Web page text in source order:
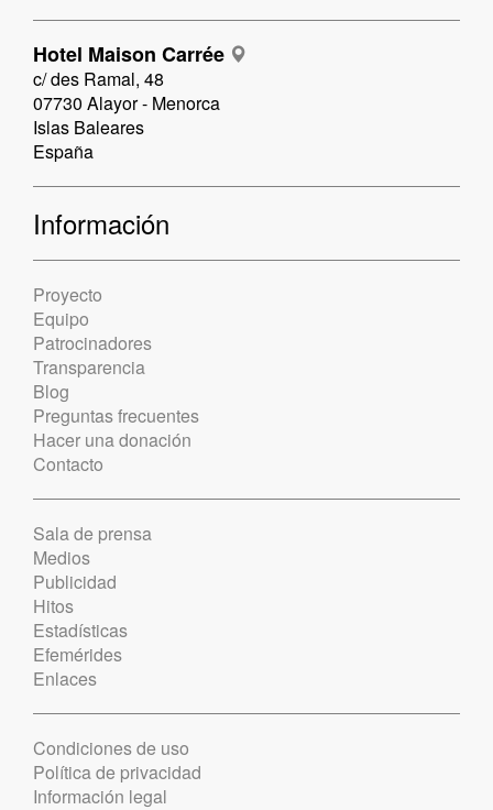
Hotel Maison Carrée
c/ des Ramal, 48
07730 Alayor - Menorca
Islas Baleares
España
Información
Proyecto
Equipo
Patrocinadores
Transparencia
Blog
Preguntas frecuentes
Hacer una donación
Contacto
Sala de prensa
Medios
Publicidad
Hitos
Estadísticas
Efemérides
Enlaces
Condiciones de uso
Política de privacidad
Información legal